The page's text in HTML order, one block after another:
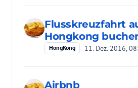
Flusskreuzfahrt
Hongkong
HongKong 11. Dez. 2016,
Airbnb